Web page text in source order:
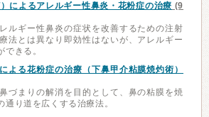
によるアレルギー性鼻炎・花粉症の治療 (9
ルギー性鼻炎の症状を改善するための注射
法とは異なり即効性はないが、アレルギー
きる。
よる花粉症の治療（下鼻甲介粘膜焼灼術）
づまりの解消を目的として、鼻の粘膜を焼
り道を広くする治療法。